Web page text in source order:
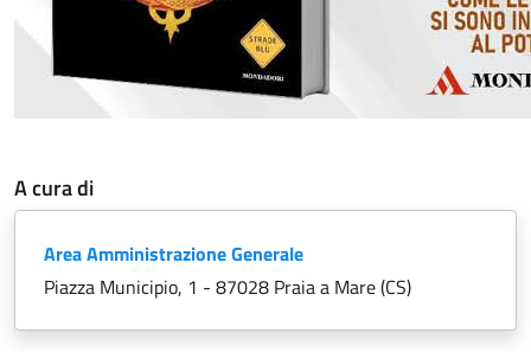
A cura di
Area Amministrazione Generale
Piazza Municipio, 1 - 87028 Praia a Mare (CS)